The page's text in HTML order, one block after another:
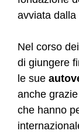
avviata
Nel corso
di giungere
le sue
anche
che hanno